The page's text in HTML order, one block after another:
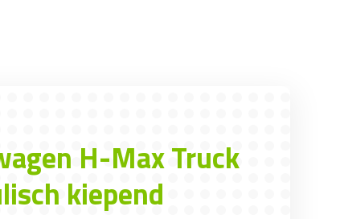
H-Max Truck
kiepend